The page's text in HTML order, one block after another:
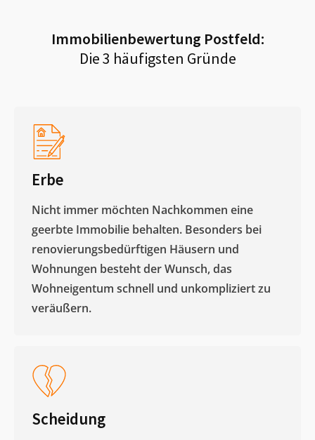
Immobilienbewertung Postfeld:
Die 3 häufigsten Gründe
Erbe
Nicht immer möchten Nachkommen eine
geerbte Immobilie behalten. Besonders bei
renovierungsbedürftigen Häusern und
Wohnungen besteht der Wunsch, das
Wohneigentum schnell und unkompliziert zu
veräußern. ​
Scheidung